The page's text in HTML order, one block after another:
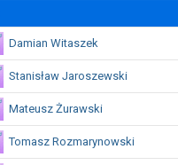
Damian Witaszek
Stanisław Jaroszewski
Mateusz Żurawski
Tomasz Rozmarynowski